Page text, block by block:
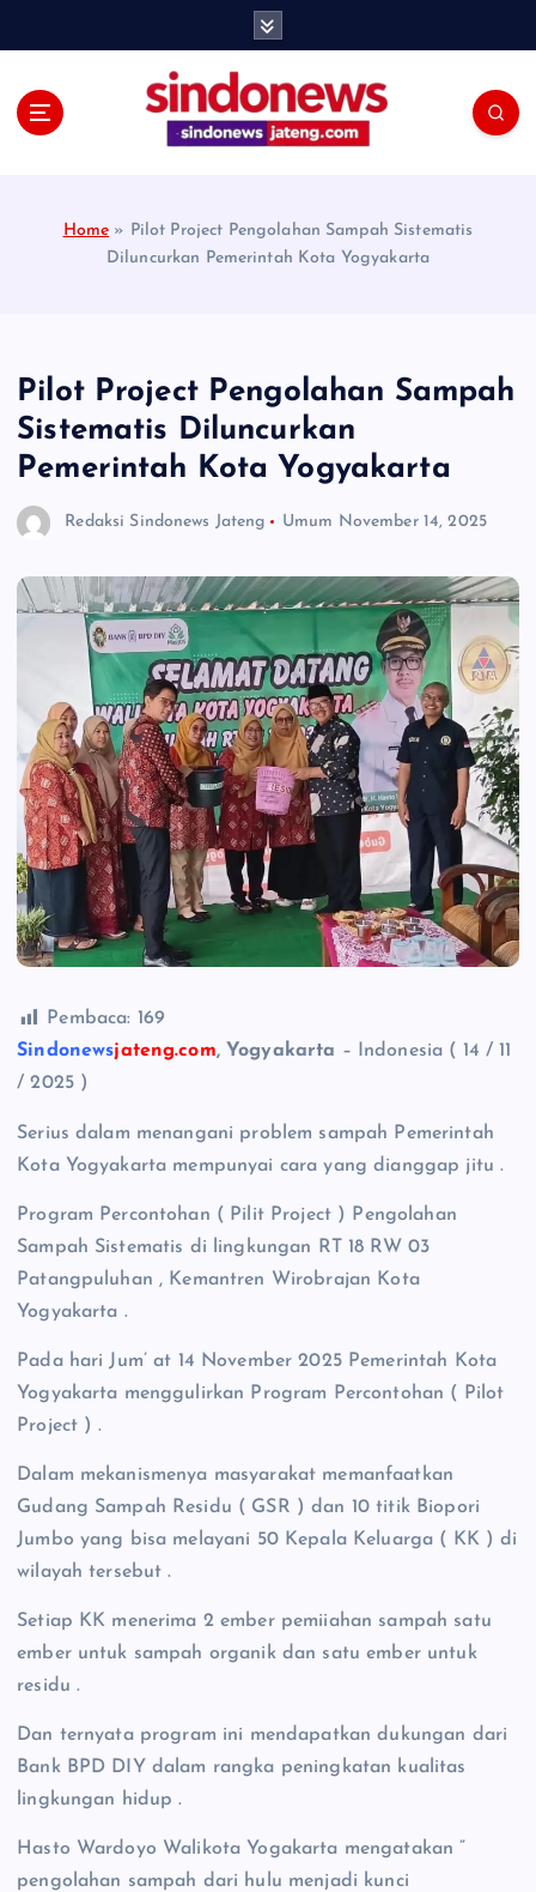
Home » Pilot Project Pengolahan Sampah Sistematis
Diluncurkan Pemerintah Kota Yogyakarta
Pilot Project Pengolahan Sampah
Sistematis Diluncurkan
Pemerintah Kota Yogyakarta
Redaksi Sindonews Jateng Umum November 14, 2025
Pembaca: 169
Sindonewsjateng.com, Yogyakarta – Indonesia ( 14 / 11
/ 2025 )
Serius dalam menangani problem sampah Pemerintah
Kota Yogyakarta mempunyai cara yang dianggap jitu .
Program Percontohan ( Pilit Project ) Pengolahan
Sampah Sistematis di lingkungan RT 18 RW 03
Patangpuluhan , Kemantren Wirobrajan Kota
Yogyakarta .
Pada hari Jum’ at 14 November 2025 Pemerintah Kota
Yogyakarta menggulirkan Program Percontohan ( Pilot
Project ) .
Dalam mekanismenya masyarakat memanfaatkan
Gudang Sampah Residu ( GSR ) dan 10 titik Biopori
Jumbo yang bisa melayani 50 Kepala Keluarga ( KK ) di
wilayah tersebut .
Setiap KK menerima 2 ember pemiiahan sampah satu
ember untuk sampah organik dan satu ember untuk
residu .
Dan ternyata program ini mendapatkan dukungan dari
Bank BPD DIY dalam rangka peningkatan kualitas
lingkungan hidup .
Hasto Wardoyo Walikota Yogakarta mengatakan ”
pengolahan sampah dari hulu menjadi kunci